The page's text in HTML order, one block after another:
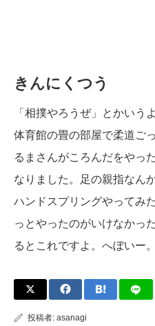
きんにくつう
「相撲やろうぜ」とかいう
体育館の畳の部屋で柔道ご
るまさんがころんだをやっ
なりました。足の親指なん
ハンドスプリングやってみ
っとやったのがいけなかっ
るとこれですよ。へぼいー。
投稿者: asanagi